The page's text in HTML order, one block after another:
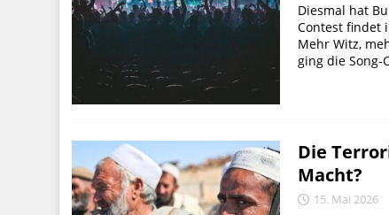
Diesmal hat
Contest findet
Mehr Witz,
ging die Song-
Die
Macht?
15. Mai 2026